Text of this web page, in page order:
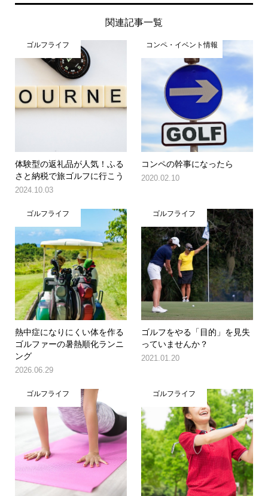
関連記事一覧
ゴルフライフ
体験型の返礼品が人気！ふる
さと納税で旅ゴルフに行こう
2024.10.03
コンペ・イベント情報
コンペの幹事になったら
2020.02.10
ゴルフライフ
熱中症になりにくい体を作る
ゴルファーの暑熱順化ランニ
ング
2026.06.29
ゴルフライフ
ゴルフをやる「目的」を見失
っていませんか？
2021.01.20
ゴルフライフ ゴルフライフ